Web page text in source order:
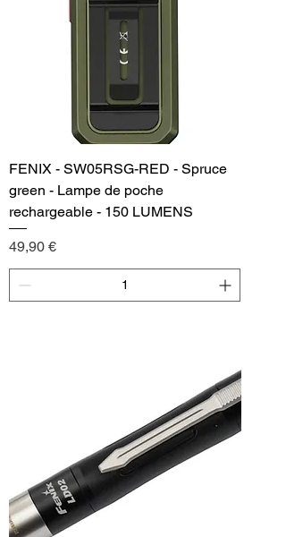
FENIX - SW05RSG-RED - Spruce
green - Lampe de poche
rechargeable - 150 LUMENS
Price
49,90 €